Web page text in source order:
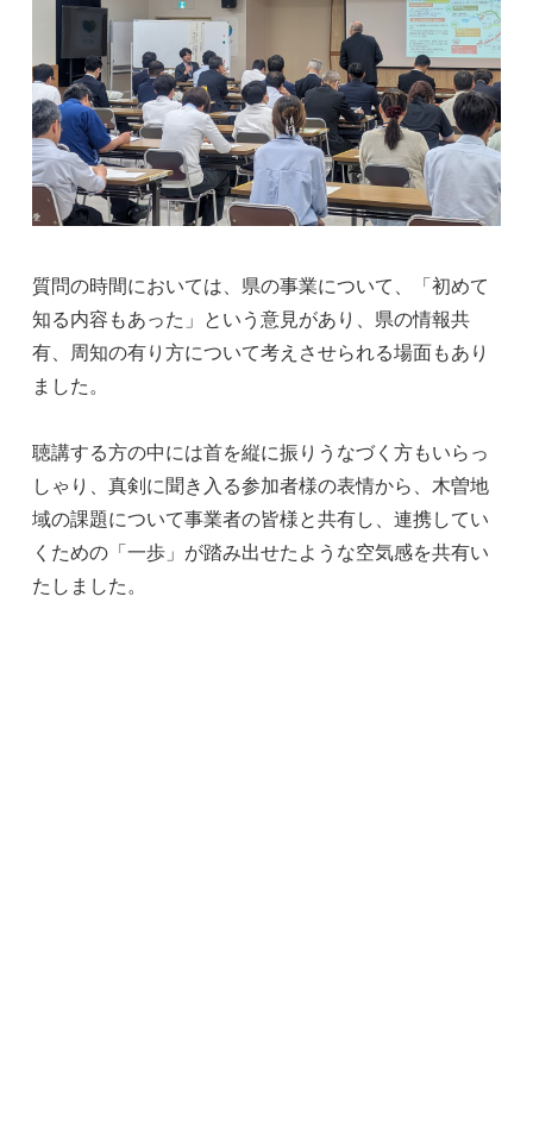
質問の時間においては、県の事業について、「初めて
知る内容もあった」という意見があり、県の情報共
有、周知の有り方について考えさせられる場面もあり
ました。
聴講する方の中には首を縦に振りうなづく方もいらっ
しゃり、真剣に聞き入る参加者様の表情から、木曽地
域の課題について事業者の皆様と共有し、連携してい
くための「一歩」が踏み出せたような空気感を共有い
たしました。